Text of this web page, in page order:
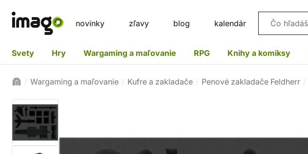
novinky zľavy blog kalendár Vyhľadávanie
Svety Hry Wargaming a maľovanie RPG Knihy a komiksy
Wargaming a maľovanie Kufre a zakladače Penové zakladače Feldherr